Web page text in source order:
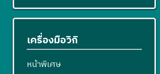
เครื่องมือวิกิ
หน้าพิเศษ